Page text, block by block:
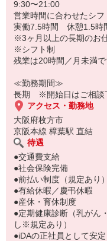
【期間】即日〜長期 ※勤
【勤務地】くずはモール
【ポイント】
・清潔感あれば、髪色完
・駅近で通勤快適◎
も歓迎！
9:30〜21:00
営業時間に合わせたシフ
実働7.5時間 休憩1.5時
※3ヶ月以上の長期のお
※シフト制
残業は20時間／月未満で
≪勤務期間≫
長期 ※開始日はご相談
アクセス・勤務地
大阪府枚方市
京阪本線 樟葉駅 直結
待遇
●交通費支給
●社会保険完備
●前払い制度（規定あり）
●有給休暇／慶弔休暇
●産休・育休制度
●定期健康診断（乳がん
し※規定あり）
●iDAの正社員として安